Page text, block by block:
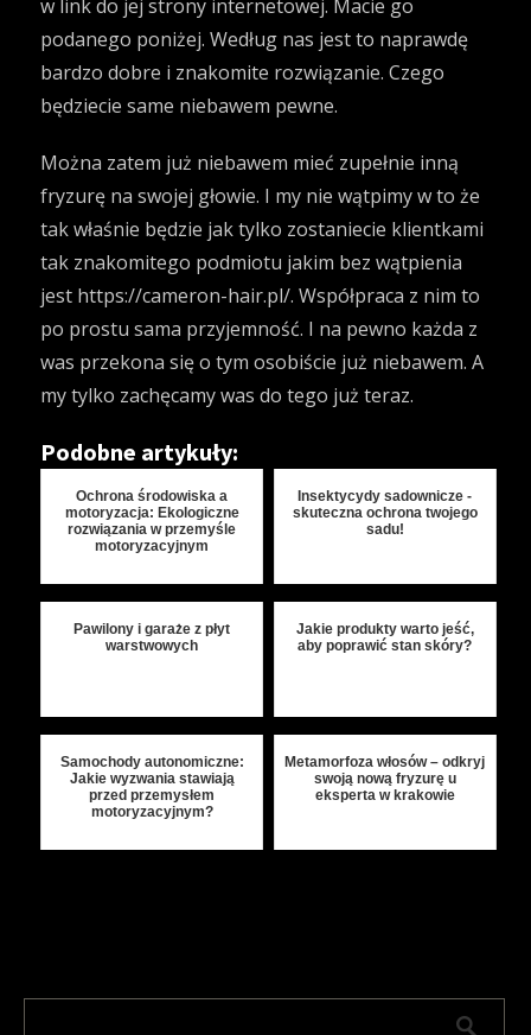
w link do jej strony internetowej. Macie go
podanego poniżej. Według nas jest to naprawdę
bardzo dobre i znakomite rozwiązanie. Czego
będziecie same niebawem pewne.
Można zatem już niebawem mieć zupełnie inną
fryzurę na swojej głowie. I my nie wątpimy w to że
tak właśnie będzie jak tylko zostaniecie klientkami
tak znakomitego podmiotu jakim bez wątpienia
jest https://cameron-hair.pl/. Współpraca z nim to
po prostu sama przyjemność. I na pewno każda z
was przekona się o tym osobiście już niebawem. A
my tylko zachęcamy was do tego już teraz.
Podobne artykuły:
Ochrona środowiska a
motoryzacja: Ekologiczne
rozwiązania w przemyśle
motoryzacyjnym
Insektycydy sadownicze -
skuteczna ochrona twojego
sadu!
Pawilony i garaże z płyt
warstwowych
Jakie produkty warto jeść,
aby poprawić stan skóry?
Samochody autonomiczne:
Jakie wyzwania stawiają
przed przemysłem
motoryzacyjnym?
Metamorfoza włosów – odkryj
swoją nową fryzurę u
eksperta w krakowie